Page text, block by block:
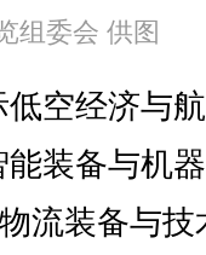
组委会 供图
空经济与
装备与机
流装备与技